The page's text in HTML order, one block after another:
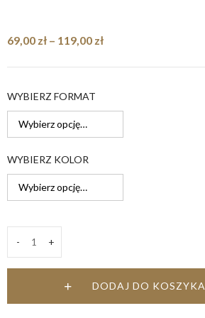
69,00 zł – 119,00 złZakres
WYBIERZ FORMAT
WYBIERZ KOLOR
-
Modlitwa
+
DODAJ DO KOSZYKA